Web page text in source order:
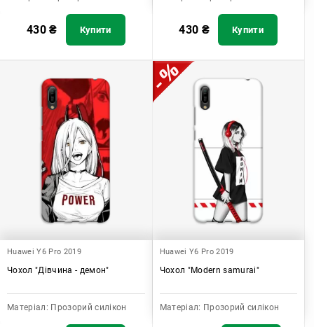
430₴ Купити 430 ₴ Купити
Huawei Y6 Pro 2019
Чохол "Дівчина - демон"
Матеріал: Прозорий силікон
Huawei Y6 Pro 2019
Чохол "Modern samurai"
Матеріал: Прозорий силікон